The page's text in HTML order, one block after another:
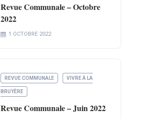
Revue Communale – Octobre
2022
1 OCTOBRE 2022
REVUE COMMUNALE VIVRE À LA
BRUYÈRE
Revue Communale – Juin 2022